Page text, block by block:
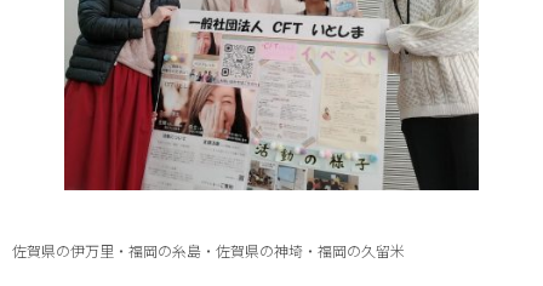
佐賀県の伊万里・福岡の糸島・佐賀県の神埼・福岡の久留米